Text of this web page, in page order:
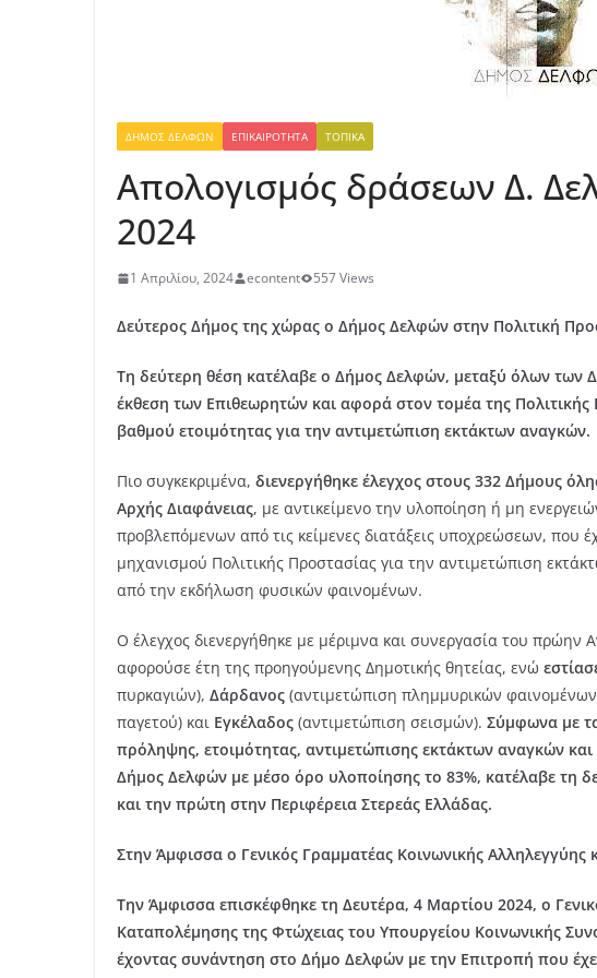
ΔΉΜΟΣ ΔΕΛΦΏΝ ΕΠΙΚΑΙΡΌΤΗΤΑ ΤΟΠΙΚΆ
Aπολογισμός δράσεων Δ.
2024
1 Απριλίου, 2024 econtent 557 Views
Δεύτερος Δήμος της χώρας ο Δήμος Δελφών στην Πολιτική
Τη δεύτερη θέση κατέλαβε ο Δήμος Δελφών, μεταξύ όλων
έκθεση των Επιθεωρητών και αφορά στον τομέα της
βαθμού ετοιμότητας για την αντιμετώπιση εκτάκτων αναγκών.
Πιο συγκεκριμένα, διενεργήθηκε έλεγχος στους 332 Δήμους
Αρχής Διαφάνειας, με αντικείμενο την υλοποίηση ή μη
προβλεπόμενων από τις κείμενες διατάξεις υποχρεώσεων, που
μηχανισμού Πολιτικής Προστασίας για την αντιμετώπιση
από την εκδήλωση φυσικών φαινομένων.
Ο έλεγχος διενεργήθηκε με μέριμνα και συνεργασία του πρώην
αφορούσε έτη της προηγούμενης Δημοτικής θητείας, ενώ
πυρκαγιών), Δάρδανος (αντιμετώπιση πλημμυρικών
παγετού) και Εγκέλαδος (αντιμετώπιση σεισμών). Σύμφωνα με
πρόληψης, ετοιμότητας, αντιμετώπισης εκτάκτων αναγκών
Δήμος Δελφών με μέσο όρο υλοποίησης το 83%, κατέλαβε τη
και την πρώτη στην Περιφέρεια Στερεάς Ελλάδας.
Στην Άμφισσα ο Γενικός Γραμματέας Κοινωνικής
Την Άμφισσα επισκέφθηκε τη Δευτέρα, 4 Μαρτίου 2024, ο
Καταπολέμησης της Φτώχειας του Υπουργείου Κοινωνικής
έχοντας συνάντηση στο Δήμο Δελφών με την Επιτροπή που